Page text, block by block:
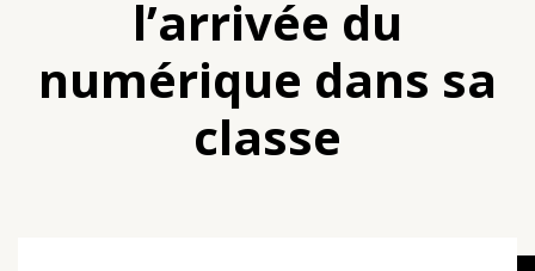
l’arrivée du
numérique dans sa
classe